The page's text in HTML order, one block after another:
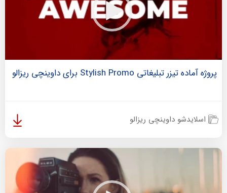
پروژه آماده تیزر تبلیغاتی Stylish Promo برای داوینچی ریزالو
اسلایدشو داوینچی ریزالو